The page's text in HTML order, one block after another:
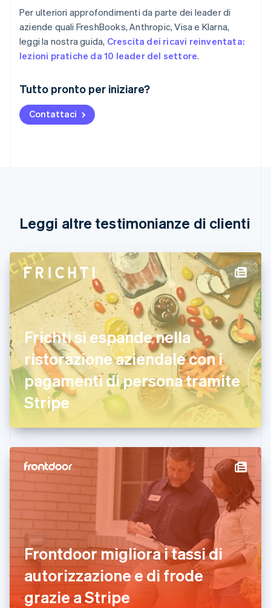
Tutto pronto per iniziare?
Contattaci
Per ulteriori approfondimenti da parte dei leader di
aziende quali FreshBooks, Anthropic, Visa e Klarna,
leggi la nostra guida, Crescita dei ricavi reinventata:
lezioni pratiche da 10 leader del settore.
Leggi altre testimonianze di clienti
Frichti si espande nella
ristorazione aziendale con i
pagamenti di persona tramite
Stripe
Frontdoor migliora i tassi di
autorizzazione e di frode
grazie a Stripe
Australia
English
Austria
DeutschEnglish
English Français
Cina continentale
Cipro
English
Croazia
EnglishItaliano
Danimarca
English
Emirati Arabi Uniti
English
Estonia
English
Finlandia
EnglishSvenska
Francia
Français
Germania
Giappone
日本語English
Grecia
English
India
Irlanda
English
Italia
Italiano English
Lettonia